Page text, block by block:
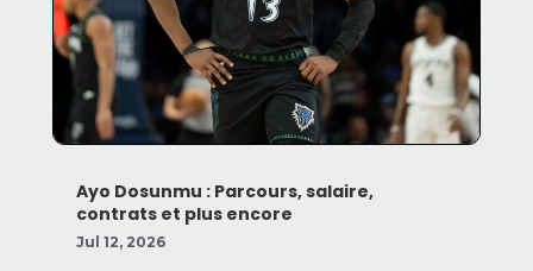
Ayo Dosunmu : Parcours, salaire,
contrats et plus encore
Jul 12, 2026